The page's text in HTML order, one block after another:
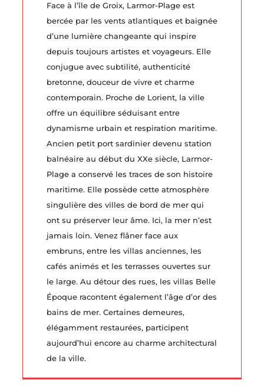
Face à l’île de Groix, Larmor-Plage est
bercée par les vents atlantiques et baignée
d’une lumière changeante qui inspire
depuis toujours artistes et voyageurs. Elle
conjugue avec subtilité, authenticité
bretonne, douceur de vivre et charme
contemporain. Proche de Lorient, la ville
offre un équilibre séduisant entre
dynamisme urbain et respiration maritime.
Ancien petit port sardinier devenu station
balnéaire au début du XXe siècle, Larmor-
Plage a conservé les traces de son histoire
maritime. Elle possède cette atmosphère
singulière des villes de bord de mer qui
ont su préserver leur âme. Ici, la mer n’est
jamais loin. Venez flâner face aux
embruns, entre les villas anciennes, les
cafés animés et les terrasses ouvertes sur
le large. Au détour des rues, les villas Belle
Époque racontent également l’âge d’or des
bains de mer. Certaines demeures,
élégamment restaurées, participent
aujourd’hui encore au charme architectural
de la ville.